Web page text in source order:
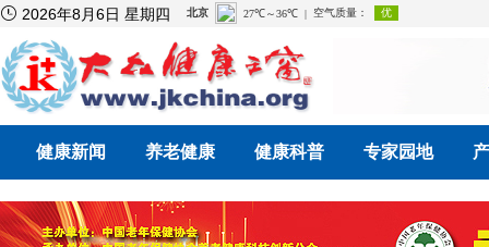
 2026年8月6日 星期四
健康新闻 养老健康 健康科普 专家园地